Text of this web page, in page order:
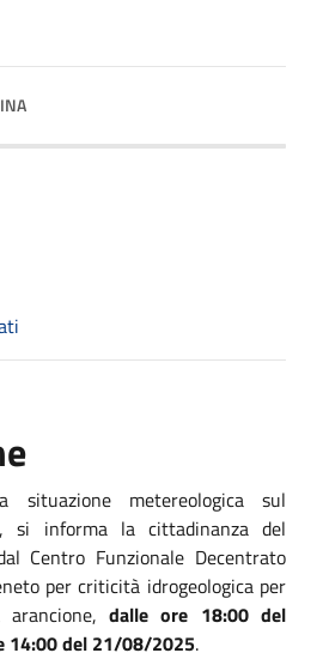
situazione metereologica sul
si informa la cittadinanza del
Centro Funzionale Decentrato
per criticità idrogeologica per
arancione,dalle ore 18:00 del
14:00 del 21/08/2025.